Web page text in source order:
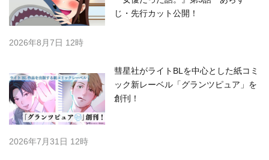
じ・先行カット公開！
2026年8月7日 12時
彗星社がライトBLを中心とした紙コミ
ック新レーベル「グランツピュア」を
創刊！
2026年7月31日 12時